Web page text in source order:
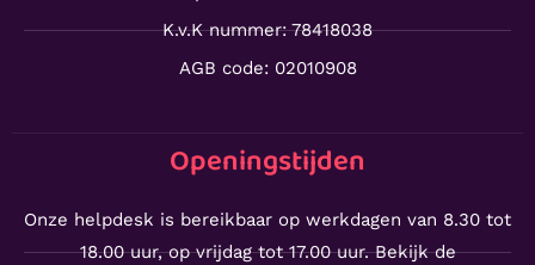
K.v.K nummer: 78418038
AGB code: 02010908
Openingstijden
Onze helpdesk is bereikbaar op werkdagen van 8.30 tot
18.00 uur, op vrijdag tot 17.00 uur. Bekijk de